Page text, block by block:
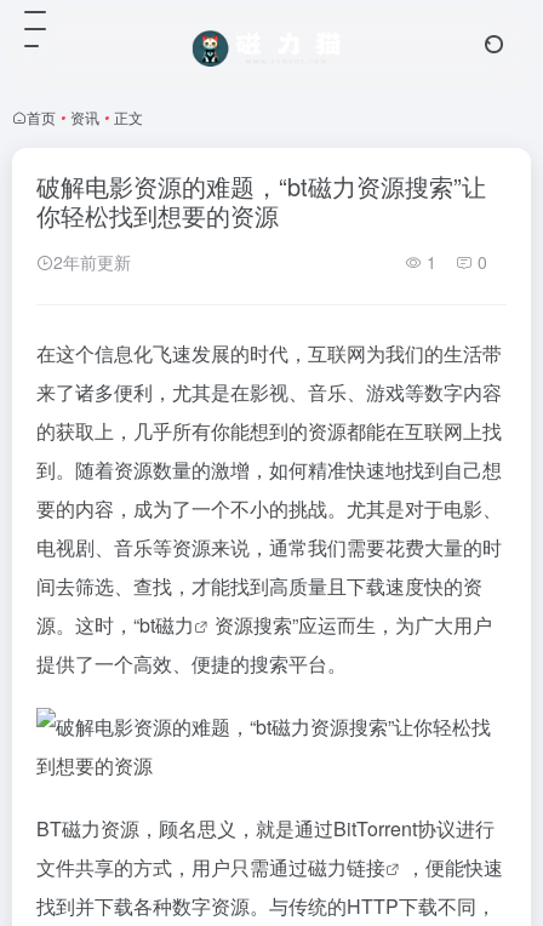
首页 • 资讯 • 正文
破解电影资源的难题，“bt磁力资源搜索”让
你轻松找到想要的资源
2年前更新 1 0
在这个信息化飞速发展的时代，互联网为我们的生活带
来了诸多便利，尤其是在影视、音乐、游戏等数字内容
的获取上，几乎所有你能想到的资源都能在互联网上找
到。随着资源数量的激增，如何精准快速地找到自己想
要的内容，成为了一个不小的挑战。尤其是对于电影、
电视剧、音乐等资源来说，通常我们需要花费大量的时
间去筛选、查找，才能找到高质量且下载速度快的资
源。这时，“bt磁力
资源搜索”应运而生，为广大用户
提供了一个高效、便捷的搜索平台。
BT磁力资源，顾名思义，就是通过BitTorrent协议进行
文件共享的方式，用户只需通过磁力链接
，便能快速
找到并下载各种数字资源。与传统的HTTP下载不同，